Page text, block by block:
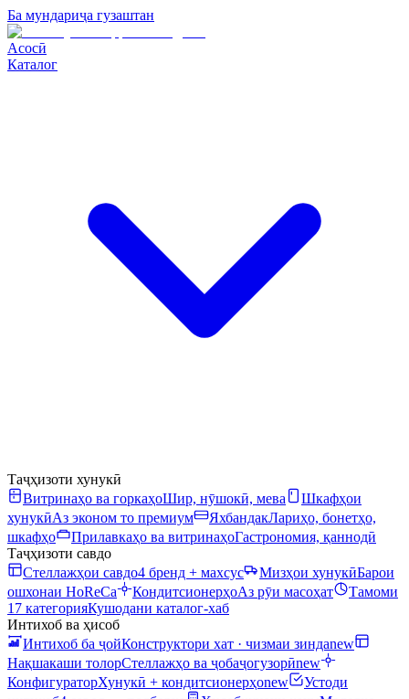
Ба мундариҷа гузаштан
Асосӣ
Каталог
Таҷҳизоти хунукӣ
Витринаҳо ва горкаҳоШир, нӯшокӣ, мева
Шкафҳои
хунукӣАз эконом то премиум ЯхбандакЛариҳо, бонетҳо,
шкафҳо
Прилавкаҳо ва витринаҳоГастрономия, қаннодӣ
Таҷҳизоти савдо
Стеллажҳои савдо4 бренд + махсус Мизҳои хунукӣБарои
ошхонаи HoReCa
КондитсионерҳоАз рӯи масоҳат
Тамоми
17 категорияКушодани каталог-хаб
Интихоб ва ҳисоб
Интихоб ба ҷойКонструктори хат · чизмаи зиндаnew
Нақшакаши толорСтеллажҳо ва ҷобаҷогузорӣnew
КонфигураторХунукӣ + кондитсионерҳоnew
Устоди